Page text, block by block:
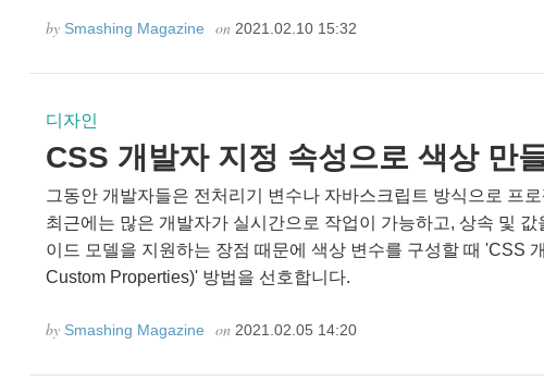
by Smashing Magazine on 2021.02.10 15:32
디자인
CSS 개발자 지정 속성으로 색상 만
그동안 개발자들은 전처리기 변수나 자바스크립트 방식으로 프
최근에는 많은 개발자가 실시간으로 작업이 가능하고, 상속 및 값
이드 모델을 지원하는 장점 때문에 색상 변수를 구성할 때 'CSS
Custom Properties)' 방법을 선호합니다.
by Smashing Magazine on 2021.02.05 14:20